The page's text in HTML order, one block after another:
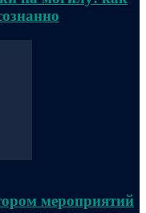
мероприятий